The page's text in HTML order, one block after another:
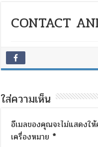
CONTACT
ใส่ความเห็น
อีเมลของคุณจะไม่แสดงใ
เครื่องหมาย *